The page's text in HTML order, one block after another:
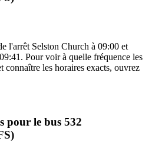
l'arrêt Selston Church à 09:00 et
Pour voir à quelle fréquence les
connaître les horaires exacts, ouvrez
pour le bus 532